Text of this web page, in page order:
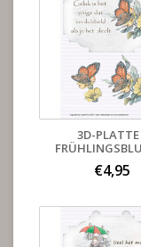
3D-PLATTE
€4,95